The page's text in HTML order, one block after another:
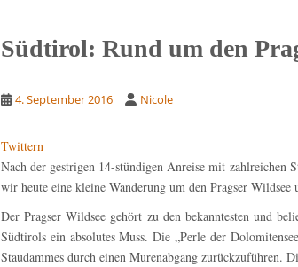
Südtirol: Rund um den
4. September 2016 Nicole
Twittern
Nach der gestrigen 14-stündigen Anreise mit zahlreichen
wir heute eine kleine Wanderung um den Pragser Wildsee
Der Pragser Wildsee gehört zu den bekanntesten und
Südtirols ein absolutes Muss. Die „Perle der
Staudammes durch einen Murenabgang zurückzuführen.